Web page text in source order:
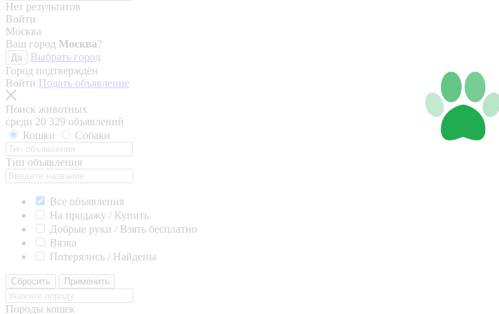
Нет результатов
Войти
Москва
Ваш город Москва?
Да
Выбрать город
Город подтверждён
Войти Подать объявление
Поиск животных
среди 20 329 объявлений
Кошки
Собаки
Тип объявления
Все объявления
На продажу / Купить
Добрые руки / Взять бесплатно
Вязка
Потерялись / Найдены
Сбросить Применить
Породы кошек